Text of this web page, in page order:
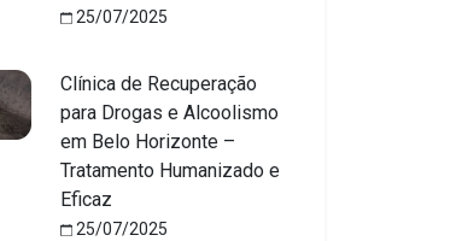
25/07/2025
Clínica de Recuperação
para Drogas e Alcoolismo
em Belo Horizonte –
Tratamento Humanizado e
Eficaz
25/07/2025